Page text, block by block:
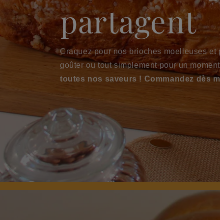
partagent
Craquez pour nos brioches moelleuses
goûter ou tout simplement pour un
toutes nos saveurs ! Commandez dès